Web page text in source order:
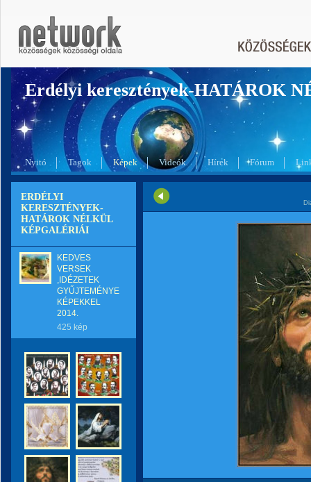
Erdélyi keresztények-HATÁROK
Nyitó Tagok Képek Videók Hírek Fórum
ERDÉLYI
KERESZTÉNYEK-
HATÁROK NÉLKÜL
KÉPGALÉRIÁI
KEDVES
VERSEK
,IDÉZETEK
GYŰJTEMÉNYE
KÉPEKKEL
2014.
425 kép